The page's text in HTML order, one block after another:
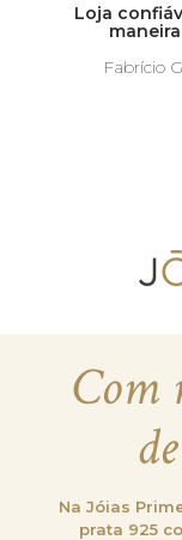
Loja
maneira
Fabrício
Com
Na Jóias
prata 925